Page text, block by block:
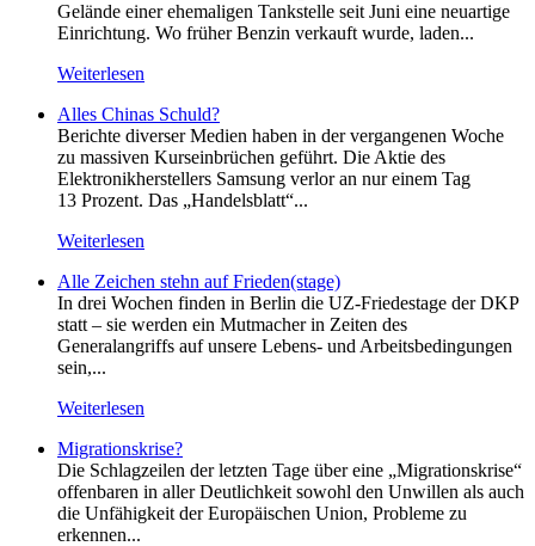
Gelände einer ehemaligen Tankstelle seit Juni eine neuartige
Einrichtung. Wo früher Benzin verkauft wurde, laden...
Weiterlesen
Alles Chinas Schuld?
Berichte diverser Medien haben in der vergangenen Woche
zu massiven Kurseinbrüchen geführt. Die Aktie des
Elektronikherstellers Samsung verlor an nur einem Tag
13 Prozent. Das „Handelsblatt“...
Weiterlesen
Alle Zeichen stehn auf Frieden(stage)
In drei Wochen finden in Berlin die UZ-Friedestage der DKP
statt – sie werden ein Mutmacher in Zeiten des
Generalangriffs auf unsere Lebens- und Arbeitsbedingungen
sein,...
Weiterlesen
Migrationskrise?
Die Schlagzeilen der letzten Tage über eine „Migrationskrise“
offenbaren in aller Deutlichkeit sowohl den Unwillen als auch
die Unfähigkeit der Europäischen Union, Probleme zu
erkennen...